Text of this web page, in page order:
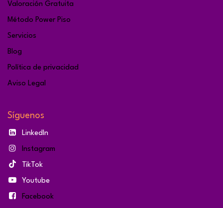
Síguenos
LinkedIn
Instagram
TikTok
Youtube
Facebook
Valoración Gratuita
Método Power Piso
Servicios
Blog
Política de privacidad
Aviso Legal